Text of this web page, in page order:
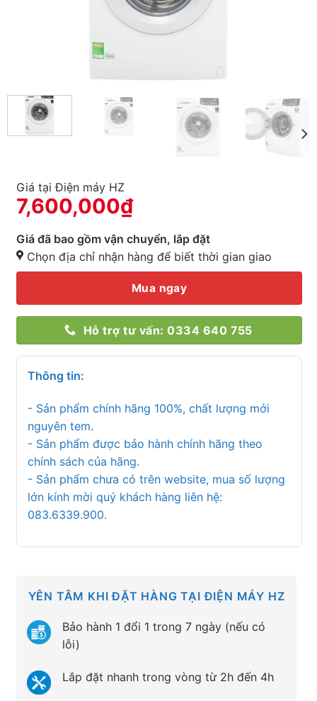
Giá tại Điện máy HZ
7,600,000₫
Giá đã bao gồm vận chuyển, lắp đặt
Chọn địa chỉ nhận hàng để biết thời gian giao
Mua ngay
Hỗ trợ tư vấn: 0334 640 755
Thông tin:
- Sản phẩm chính hãng 100%, chất lượng mới
nguyên tem.
- Sản phẩm được bảo hành chính hãng theo
chính sách của hãng.
- Sản phẩm chưa có trên website, mua số lượng
lớn kính mời quý khách hàng liên hệ:
083.6339.900.
YÊN TÂM KHI ĐẶT HÀNG TẠI ĐIỆN MÁY HZ
Bảo hành 1 đổi 1 trong 7 ngày (nếu có
lỗi)
Lắp đặt nhanh trong vòng từ 2h đến 4h